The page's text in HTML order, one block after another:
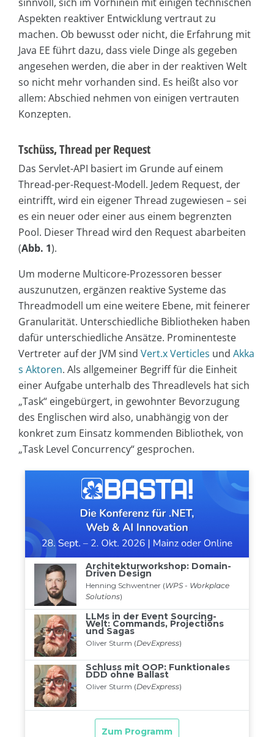
Aspekten reaktiver Entwicklung vertraut zu
machen. Ob bewusst oder nicht, die Erfahrung mit
Java EE führt dazu, dass viele Dinge als gegeben
angesehen werden, die aber in der reaktiven Welt
so nicht mehr vorhanden sind. Es heißt also vor
allem: Abschied nehmen von einigen vertrauten
Konzepten.
Tschüss, Thread per Request
Das Servlet-API basiert im Grunde auf einem
Thread-per-Request-Modell. Jedem Request, der
eintrifft, wird ein eigener Thread zugewiesen – sei
es ein neuer oder einer aus einem begrenzten
Pool. Dieser Thread wird den Request abarbeiten
(Abb. 1).
Um moderne Multicore-Prozessoren besser
auszunutzen, ergänzen reaktive Systeme das
Threadmodell um eine weitere Ebene, mit feinerer
Granularität. Unterschiedliche Bibliotheken haben
dafür unterschiedliche Ansätze. Prominenteste
Vertreter auf der JVM sind Vert.x Verticles und Akka
s Aktoren. Als allgemeiner Begriff für die Einheit
einer Aufgabe unterhalb des Threadlevels hat sich
„Task“ eingebürgert, in gewohnter Bevorzugung
des Englischen wird also, unabhängig von der
konkret zum Einsatz kommenden Bibliothek, von
„Task Level Concurrency“ gesprochen.